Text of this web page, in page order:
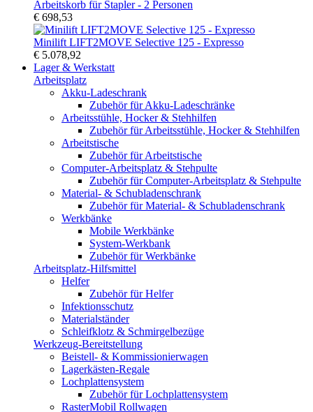
Arbeitskorb für Stapler - 2 Personen
€ 698,53
Minilift LIFT2MOVE Selective 125 - Expresso
€ 5.078,92
Lager & Werkstatt
Arbeitsplatz
Akku-Ladeschrank
Zubehör für Akku-Ladeschränke
Arbeitsstühle, Hocker & Stehhilfen
Zubehör für Arbeitsstühle, Hocker & Stehhilfen
Arbeitstische
Zubehör für Arbeitstische
Computer-Arbeitsplatz & Stehpulte
Zubehör für Computer-Arbeitsplatz & Stehpulte
Material- & Schubladenschrank
Zubehör für Material- & Schubladenschrank
Werkbänke
Mobile Werkbänke
System-Werkbank
Zubehör für Werkbänke
Arbeitsplatz-Hilfsmittel
Helfer
Zubehör für Helfer
Infektionsschutz
Materialständer
Schleifklotz & Schmirgelbezüge
Werkzeug-Bereitstellung
Beistell- & Kommissionierwagen
Lagerkästen-Regale
Lochplattensystem
Zubehör für Lochplattensystem
RasterMobil Rollwagen